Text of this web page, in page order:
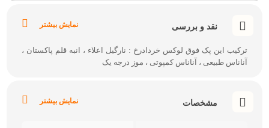
نقد و بررسی نمایش بیشتر
ترکیب این پک فوق لوکس خردادرخ : نارگیل اعلاء ، انبه قلم پاکستان ،
آناناس طبیعی ، آناناس کمپوتی ، موز درجه یک
مشخصات نمایش بیشتر